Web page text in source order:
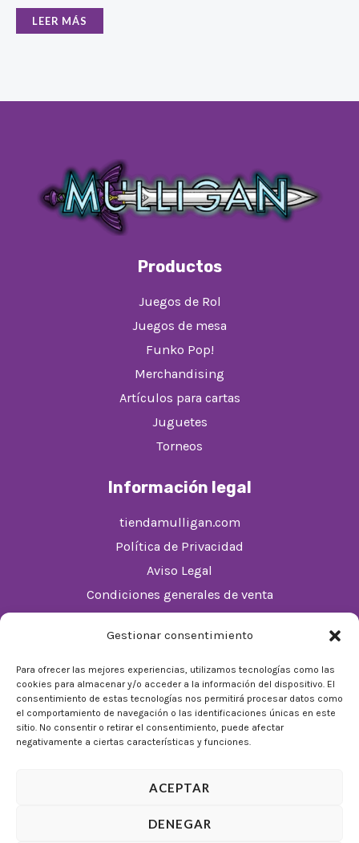
Gestionar consentimiento
Para ofrecer las mejores experiencias, utilizamos tecnologías como las
cookies para almacenar y/o acceder a la información del dispositivo. El
consentimiento de estas tecnologías nos permitirá procesar datos como
el comportamiento de navegación o las identificaciones únicas en este
sitio. No consentir o retirar el consentimiento, puede afectar
negativamente a ciertas características y funciones.
ACEPTAR
DENEGAR
LEER MÁS
Productos
Juegos de Rol
Juegos de mesa
Funko Pop!
Merchandising
Artículos para cartas
Juguetes
Torneos
Información legal
tiendamulligan.com
Política de Privacidad
Aviso Legal
Condiciones generales de venta
De Lunes a Domingos de 10:00 a 22:00
Festivos sujetos al horario del Málaga Factory